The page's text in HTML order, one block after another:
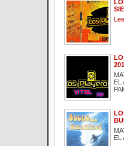
EL
EL